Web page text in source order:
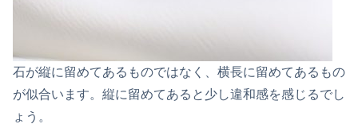
石が縦に留めてあるものではなく、 横長に留めてあるもの
が似合います。縦に留めてあると少し違和感を感じるでし
ょう。